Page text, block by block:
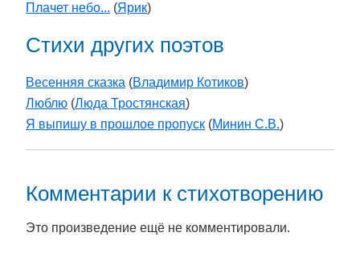
Плачет небо... (Ярик)
Стихи других поэтов
Весенняя сказка (Владимир Котиков)
Люблю (Люда Тростянская)
Я выпишу в прошлое пропуск (Минин С.В.)
Комментарии к стихотворению
Это произведение ещё не комментировали.